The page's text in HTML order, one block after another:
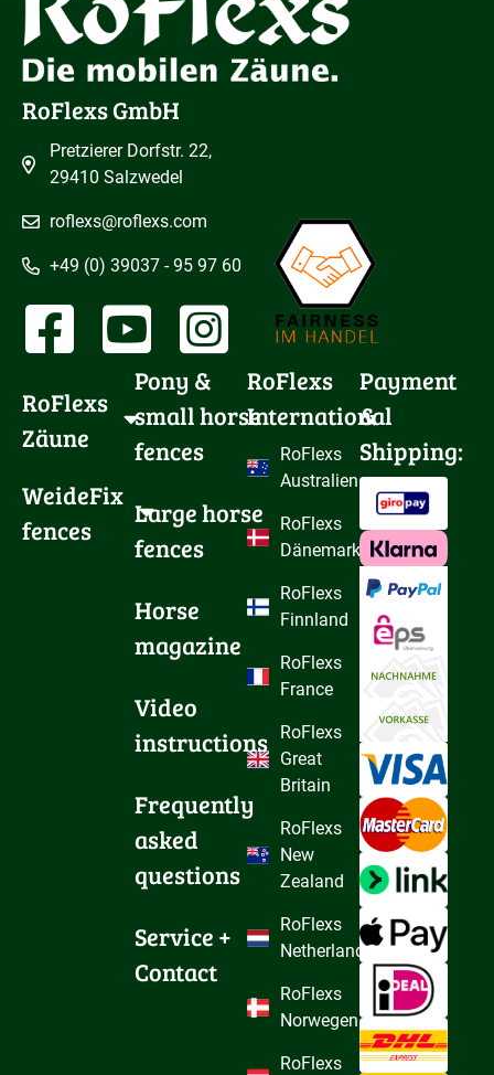
RoFlexs GmbH
Pretzierer Dorfstr. 22,
29410 Salzwedel
roflexs@roflexs.com
+49 (0) 39037 - 95 97 60
RoFlexs
Zäune
WeideFix
fences
Pony &
small horse
fences
Large horse
fences
Horse
magazine
Video
instructions
Frequently
asked
questions
Service +
Contact
RoFlexs
International
RoFlexs
Australien
RoFlexs
Dänemark
RoFlexs
Finnland
RoFlexs
France
RoFlexs
Great
Britain
RoFlexs
New
Zealand
RoFlexs
Netherlands
RoFlexs
Norwegen
RoFlexs
Payment
&
Shipping: